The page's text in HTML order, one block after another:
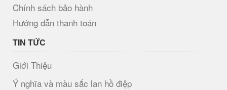
Chính sách bảo hành
Hướng dẫn thanh toán
TIN TỨC
Giới Thiệu
Ý nghĩa và màu sắc lan hồ điệp